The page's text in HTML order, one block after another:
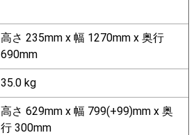
高さ 235mm x 幅 1270mm x 奥行
690mm
35.0 kg
高さ 629mm x 幅 799(+99)mm x 奥
行 300mm